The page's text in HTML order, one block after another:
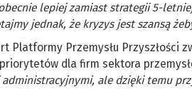
lepiej zamiast strategii 5-
jednak, że kryzys jest szansą
Platformy Przemysłu Przyszłości
dla firm sektora
ale dzięki temu